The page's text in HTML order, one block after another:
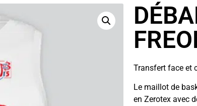
Transfert face et
Le maillot de
en Zerotex avec